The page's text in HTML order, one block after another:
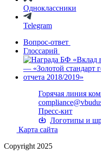
Одноклассники
Telegram
Вопрос-ответ
Глоссарий
Горячая линия
Пресс-кит
Логотипы и
Карта сайта
Copyright 2025